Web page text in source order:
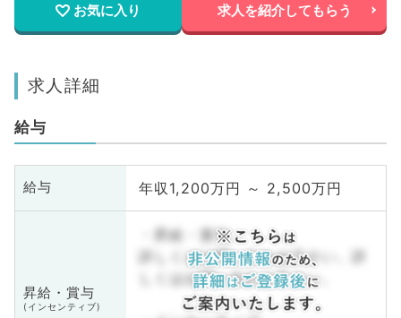
お気に入り 求人を紹介してもらう
求人詳細
給与
給与 年収1,200万円 ～ 2,500万円
昇給・賞与
(インセンティブ)
・昇給・賞与
詳しくはお問い合わせ下さい。詳
しくはお問い合わせ下さい。